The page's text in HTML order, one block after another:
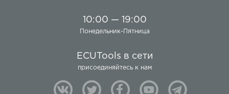
10:00 — 19:00
Понедельник-Пятница
ECUTools в сети
присоединяйтесь к нам